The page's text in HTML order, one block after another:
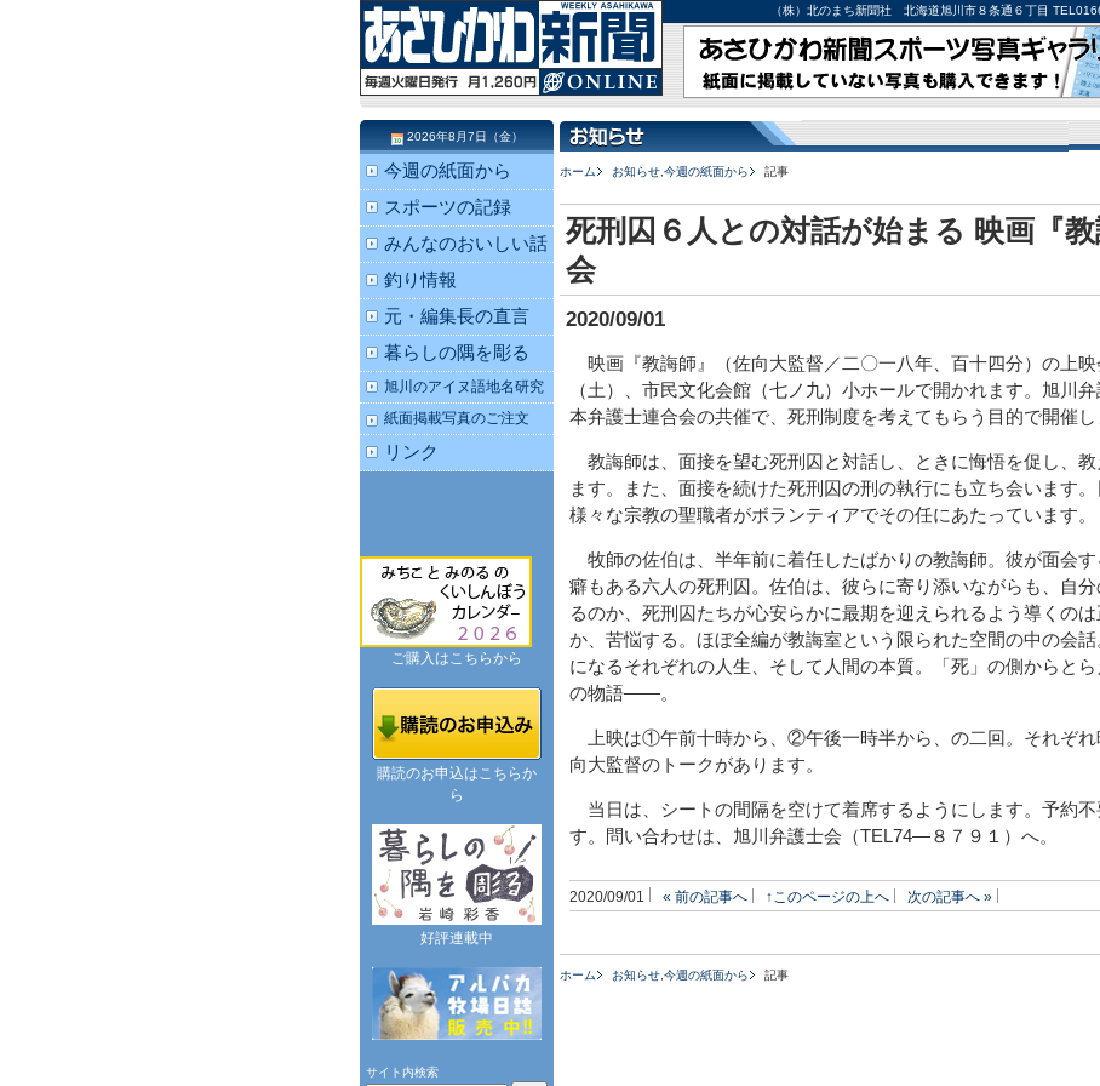
（株）北のまち新聞社 北海道旭川市８条通６丁目
ホーム お知らせ 今週の紙面から 記事
死刑囚６人との対話が始まる 映画『
会
2020/09/01
映画『教誨師』（佐向大監督／二〇一八年、百十四分）の上映
（土）、市民文化会館（七ノ九）小ホールで開かれます。旭川
本弁護士連合会の共催で、死刑制度を考えてもらう目的で開催し
教誨師は、面接を望む死刑囚と対話し、ときに悔悟を促し、教
ます。また、面接を続けた死刑囚の刑の執行にも立ち会います
様々な宗教の聖職者がボランティアでその任にあたっています。
牧師の佐伯は、半年前に着任したばかりの教誨師。彼が面会す
癖もある六人の死刑囚。佐伯は、彼らに寄り添いながらも、自
るのか、死刑囚たちが心安らかに最期を迎えられるよう導くの
か、苦悩する。ほぼ全編が教誨室という限られた空間の中の会話
になるそれぞれの人生、そして人間の本質。「死」の側からとら
の物語――。
上映は①午前十時から、②午後一時半から、の二回。それぞれ
向大監督のトークがあります。
当日は、シートの間隔を空けて着席するようにします。予約
す。問い合わせは、旭川弁護士会（TEL74―８７９１）へ。
2020/09/01 « 前の記事へ ↑このページの上へ 次の記事へ »
ホーム お知らせ 今週の紙面から 記事
2026年8月7日（金）
今週の紙面から
スポーツの記録
みんなのおいしい話
釣り情報
元・編集長の直言
暮らしの隅を彫る
旭川のアイヌ語地名研究
紙面掲載写真のご注文
リンク
ご購入はこちらから
購読のお申込はこちらか
ら
好評連載中
サイト内検索